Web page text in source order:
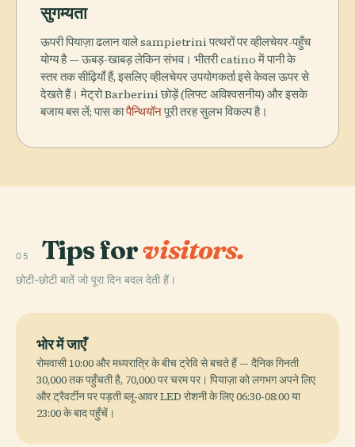
सुगम्यता
ऊपरी पियाज़ा ढलान वाले sampietrini पत्थरों पर व्हीलचेयर-पहुँच
योग्य है — ऊबड़-खाबड़ लेकिन संभव। भीतरी catino में पानी के
स्तर तक सीढ़ियाँ हैं, इसलिए व्हीलचेयर उपयोगकर्ता इसे केवल ऊपर से
देखते हैं। मेट्रो Barberini छोड़ें (लिफ्ट अविश्वसनीय) और इसके
बजाय बस लें; पास कापैन्थियॉनपूरी तरह सुलभ विकल्प है।
05 Tips forvisitors.
छोटी-छोटी बातें जो पूरा दिन बदल देती हैं।
भोर में जाएँ
रोमवासी 10:00 और मध्यरात्रि के बीच ट्रेवि से बचते हैं — दैनिक गिनती
30,000 तक पहुँचती है, 70,000 पर चरम पर। पियाज़ा को लगभग अपने लिए
और ट्रैवर्टीन पर पड़ती ब्लू-आवर LED रोशनी के लिए 06:30-08:00 या
23:00 के बाद पहुँचें।